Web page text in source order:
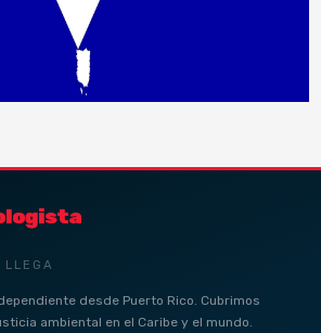
desde Puerto Rico. Cubrimos
ambiental en el Caribe y el mundo.